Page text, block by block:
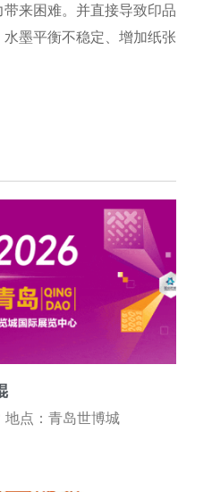
来困难。并直接导致印品
墨平衡不稳定、增加纸张
地点：青岛世博城